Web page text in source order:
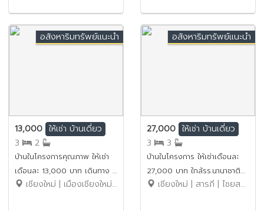
อสังหาริมทรัพย์แนะนำ
13,000 ให้เช่า บ้านเดี่ยว
3
2
บ้านในโครงการคุณภาพ ให้เช่า
เดือนละ 13,000 บาท เดินทาง 5
นาทีถึงเซ็นทรัลแอร์พอร์ต
เชียงใหม่ | เมืองเชียงใหม่ | ป่าแดด
อสังหาริมทรัพย์แนะนำ
27,000 ให้เช่า บ้านเดี่ยว
3
3
บ้านในโครงการ ให้เช่าเดือนละ
27,000 บาท ใกล้รร.นานาชาติ
ยูนิตี้คอนคอร์ดเพียง 5 นาที
เชียงใหม่ | สารภี | ไชยสถาน